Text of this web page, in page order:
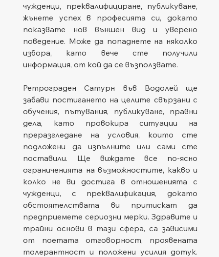
чужденци, преквалифициране, публикуване,
жънете успех в професията си, докато
показвате нов външен вид и уверено
поведение. Може да попаднете на няколко
избора, като вече сте получили
информация, от кой да се възползвате.
Ретрограден Сатурн във Водолей ще
забави постигането на целите свързани с
обучения, пътувания, публикуване, правни
дела, като провокира ситуации на
преразгледане на условия, които сте
подложени да изпълните или сами сте
поставили. Ще виждате все по-ясно
ограниченията на възможностите, какво и
колко не ви достига в отношенията с
чужденци, с преквалификация, докато
обстоятелствата ви притискат да
предприемете сериозни мерки. Здравите и
трайни основи в тази сфера, са зависими
от поетата отговорност, проявената
толерантност и положени усилия дотук.